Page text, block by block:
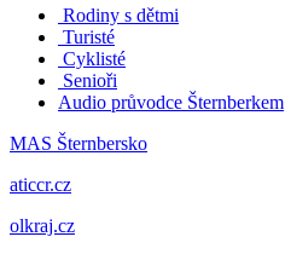
Rodiny s dětmi
Turisté
Cyklisté
Senioři
Audio průvodce Šternberkem
MAS Šternbersko
aticcr.cz
olkraj.cz